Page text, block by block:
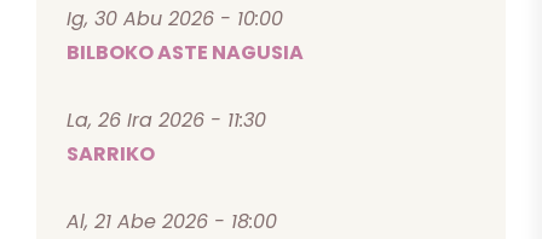
Ig, 30 Abu 2026 - 10:00
BILBOKO ASTE NAGUSIA
La, 26 Ira 2026 - 11:30
SARRIKO
Al, 21 Abe 2026 - 18:00